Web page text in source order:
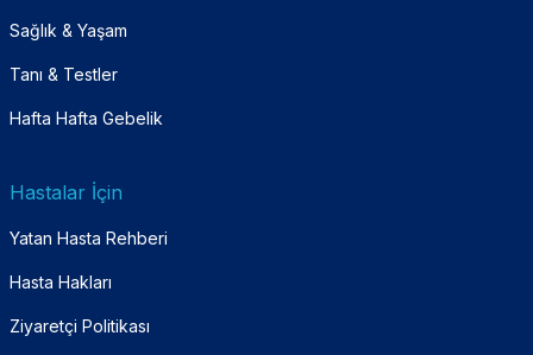
Sağlık & Yaşam
Tanı & Testler
Hafta Hafta Gebelik
Hastalar İçin
Yatan Hasta Rehberi
Hasta Hakları
Ziyaretçi Politikası